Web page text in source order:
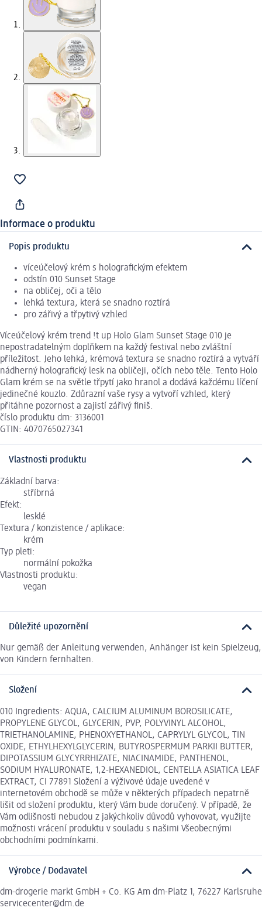
Informace o produktu
Popis produktu
víceúčelový krém s holografickým efektem
odstín 010 Sunset Stage
na obličej, oči a tělo
lehká textura, která se snadno roztírá
pro zářivý a třpytivý vzhled
Víceúčelový krém trend !t up Holo Glam Sunset Stage 010 je
nepostradatelným doplňkem na každý festival nebo zvláštní
příležitost. Jeho lehká, krémová textura se snadno roztírá a vytváří
nádherný holografický lesk na obličeji, očích nebo těle. Tento Holo
Glam krém se na světle třpytí jako hranol a dodává každému líčení
jedinečné kouzlo. Zdůrazní vaše rysy a vytvoří vzhled, který
přitáhne pozornost a zajistí zářivý finiš.
číslo produktu dm: 3136001
GTIN: 4070765027341
Vlastnosti produktu
Základní barva:
stříbrná
Efekt:
lesklé
Textura / konzistence / aplikace:
krém
Typ pleti:
normální pokožka
Vlastnosti produktu:
vegan
Důležité upozornění
Nur gemäß der Anleitung verwenden, Anhänger ist kein Spielzeug,
von Kindern fernhalten.
Složení
010 Ingredients: AQUA, CALCIUM ALUMINUM BOROSILICATE,
PROPYLENE GLYCOL, GLYCERIN, PVP, POLYVINYL ALCOHOL,
TRIETHANOLAMINE, PHENOXYETHANOL, CAPRYLYL GLYCOL, TIN
OXIDE, ETHYLHEXYLGLYCERIN, BUTYROSPERMUM PARKII BUTTER,
DIPOTASSIUM GLYCYRRHIZATE, NIACINAMIDE, PANTHENOL,
SODIUM HYALURONATE, 1,2-HEXANEDIOL, CENTELLA ASIATICA LEAF
EXTRACT, CI 77891 Složení a výživové údaje uvedené v
internetovém obchodě se může v některých případech nepatrně
lišit od složení produktu, který Vám bude doručený. V případě, že
Vám odlišnosti nebudou z jakýchkoliv důvodů vyhovovat, využijte
možnosti vrácení produktu v souladu s našimi Všeobecnými
obchodními podmínkami.
Výrobce / Dodavatel
dm-drogerie markt GmbH + Co. KG Am dm-Platz 1, 76227 Karlsruhe
servicecenter@dm.de